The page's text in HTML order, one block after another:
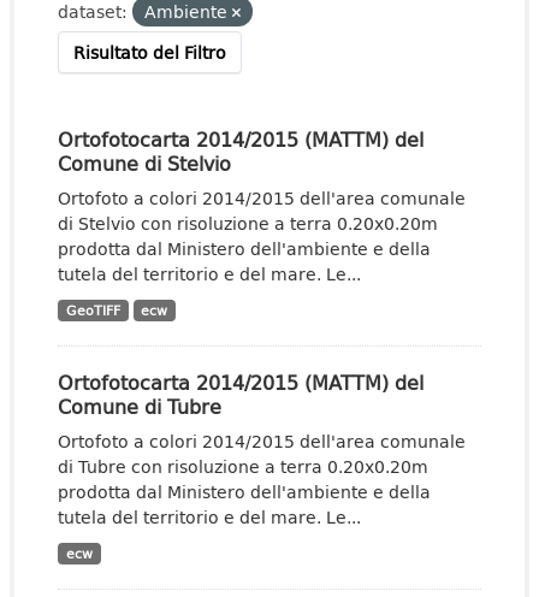
dataset:
Ambiente
Risultato del Filtro
Ortofotocarta 2014/2015 (MATTM) del
Comune di Stelvio
Ortofoto a colori 2014/2015 dell'area comunale
di Stelvio con risoluzione a terra 0.20x0.20m
prodotta dal Ministero dell'ambiente e della
tutela del territorio e del mare. Le...
GeoTIFF ecw
Ortofotocarta 2014/2015 (MATTM) del
Comune di Tubre
Ortofoto a colori 2014/2015 dell'area comunale
di Tubre con risoluzione a terra 0.20x0.20m
prodotta dal Ministero dell'ambiente e della
tutela del territorio e del mare. Le...
ecw